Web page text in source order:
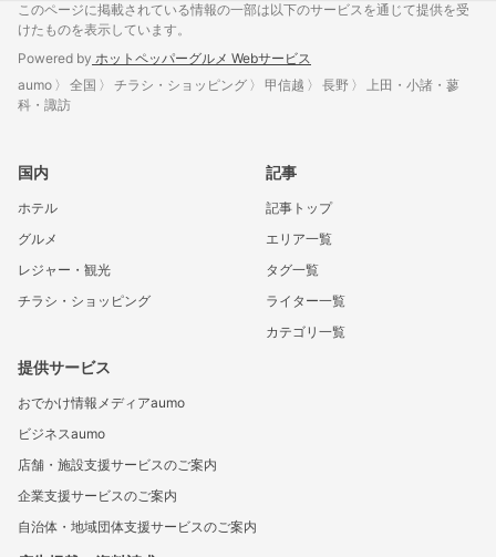
このページに掲載されている情報の一部は以下のサービスを通じて提供を受
けたものを表示しています。
Powered by ホットペッパーグルメ Webサービス
aumo
全国 チラシ・ショッピング 甲信越 長野
上田・小諸・蓼
科・諏訪
国内
ホテル
グルメ
レジャー・観光
チラシ・ショッピング
記事
記事トップ
エリア一覧
タグ一覧
ライター一覧
カテゴリ一覧
提供サービス
おでかけ情報メディアaumo
ビジネスaumo
店舗・施設支援サービスのご案内
企業支援サービスのご案内
自治体・地域団体支援サービスのご案内